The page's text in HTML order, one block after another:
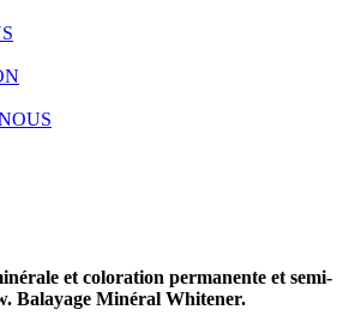
et coloration permanente et semi-
Balayage Minéral Whitener.